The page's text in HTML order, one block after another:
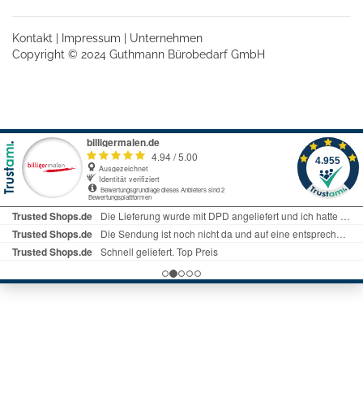
Kontakt Impressum
Unternehmen
Copyright © 2024 Guthmann Bürobedarf GmbH